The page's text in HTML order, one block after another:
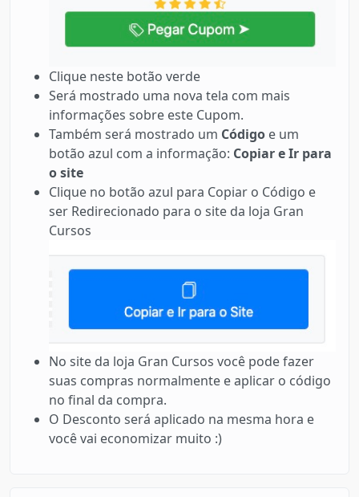
Clique neste botão verde
Será mostrado uma nova tela com mais
informações sobre este Cupom.
Também será mostrado um Código e um
botão azul com a informação: Copiar e Ir para
o site
Clique no botão azul para Copiar o Código e
ser Redirecionado para o site da loja Gran
Cursos
No site da loja Gran Cursos você pode fazer
suas compras normalmente e aplicar o código
no final da compra.
O Desconto será aplicado na mesma hora e
você vai economizar muito :)